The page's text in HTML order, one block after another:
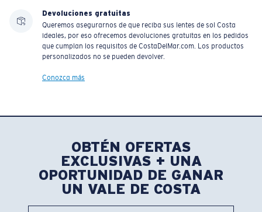
Devoluciones gratuitas
Queremos asegurarnos de que reciba sus lentes de sol Costa
ideales, por eso ofrecemos devoluciones gratuitas en los pedidos
que cumplan los requisitos de CostaDelMar.com. Los productos
personalizados no se pueden devolver.
Conozca más
OBTÉN OFERTAS
EXCLUSIVAS + UNA
OPORTUNIDAD DE GANAR
UN VALE DE COSTA